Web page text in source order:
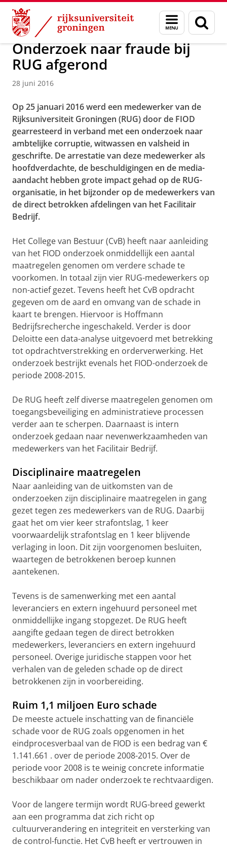
Skip
Content
Skip
Navigation
Menu
en
zoeken
Over ons Actueel Nieuws Nieuwsberichten
Onderzoek naar fraude bij
RUG afgerond
28 juni 2016
Op 25 januari 2016 werd een medewerker van de
Rijksuniversiteit Groningen (RUG) door de FIOD
gearresteerd in verband met een onderzoek naar
ambtelijke corruptie, witwassen en valsheid in
geschrifte. De arrestatie van deze medewerker als
hoofdverdachte, de beschuldigingen en de media-
aandacht hebben grote impact gehad op de RUG-
organisatie, in het bijzonder op de medewerkers van
de direct betrokken afdelingen van het Facilitair
Bedrijf.
Het College van Bestuur (CvB) heeft naar aanleiding
van het FIOD onderzoek onmiddellijk een aantal
maatregelen genomen om verdere schade te
voorkomen. In totaal zijn vier RUG-medewerkers op
non-actief gezet. Tevens heeft het CvB opdracht
gegeven om de aard en omvang van de schade in
kaart te brengen. Hiervoor is Hoffmann
Bedrijfsrecherche ingeschakeld. Verder is door
Deloitte een data-analyse uitgevoerd met betrekking
tot opdrachtverstrekking en orderverwerking. Het
onderzoek bestrijkt evenals het FIOD-onderzoek de
periode 2008-2015.
De RUG heeft zelf diverse maatregelen genomen om
toegangsbeveiliging en administratieve processen
verder aan te scherpen. Daarnaast is intern
onderzoek gedaan naar nevenwerkzaamheden van
medewerkers van het Facilitair Bedrijf.
Disciplinaire maatregelen
Naar aanleiding van de uitkomsten van de
onderzoeken zijn disciplinaire maatregelen in gang
gezet tegen zes medewerkers van de RUG. Daarbij
gaat het om vier keer strafontslag, 1 keer
voorwaardelijk strafontslag en 1 keer blijvende
verlaging in loon. Dit zijn voorgenomen besluiten,
waartegen de betrokkenen beroep kunnen
aantekenen.
Tevens is de samenwerking met een aantal
leveranciers en extern ingehuurd personeel met
onmiddellijke ingang stopgezet. De RUG heeft
aangifte gedaan tegen de direct betrokken
medewerkers, leveranciers en extern ingehuurd
personeel. Overige juridische stappen voor het
verhalen van de geleden schade op de direct
betrokkenen zijn in voorbereiding.
Ruim 1,1 miljoen Euro schade
De meeste actuele inschatting van de financiële
schade voor de RUG zoals opgenomen in het
eindprocesverbaal van de FIOD is een bedrag van €
1.141.661 . over de periode 2008-2015. Over de
periode voor 2008 is te weinig concrete informatie
beschikbaar om nader onderzoek te rechtvaardigen.
Voor de langere termijn wordt RUG-breed gewerkt
aan een programma dat zich richt op
cultuurverandering en integriteit en versterking van
de control-functie. Het CvB heeft er vertrouwen in